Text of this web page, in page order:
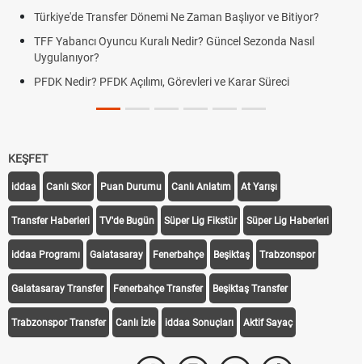
Türkiye'de Transfer Dönemi Ne Zaman Başlıyor ve Bitiyor?
TFF Yabancı Oyuncu Kuralı Nedir? Güncel Sezonda Nasıl
Uygulanıyor?
PFDK Nedir? PFDK Açılımı, Görevleri ve Karar Süreci
KEŞFET
iddaa Canlı Skor Puan Durumu Canlı Anlatım At Yarışı
Transfer Haberleri TV'de Bugün Süper Lig Fikstür Süper Lig Haberleri
iddaa Programı Galatasaray Fenerbahçe Beşiktaş Trabzonspor
Galatasaray Transfer Fenerbahçe Transfer Beşiktaş Transfer
Trabzonspor Transfer Canlı İzle iddaa Sonuçları Aktif Sayaç